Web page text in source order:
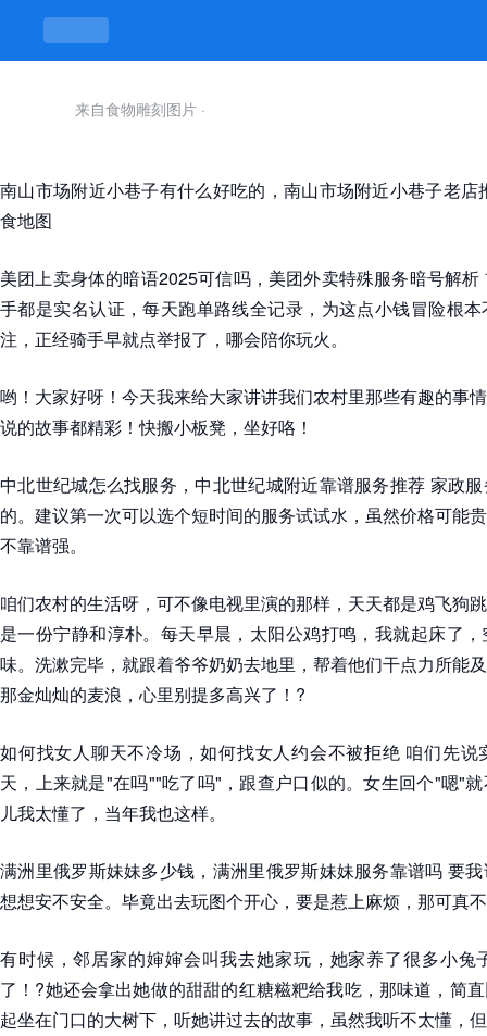
来自食物雕刻图片 ·
南山市场附近小巷子有什么好吃的，南山市场附近小巷子老
食地图
美团上卖身体的暗语2025可信吗，美团外卖特殊服务暗号解
手都是实名认证，每天跑单路线全记录，为这点小钱冒险根
注，正经骑手早就点举报了，哪会陪你玩火。
哟！大家好呀！今天我来给大家讲讲我们农村里那些有趣的事
说的故事都精彩！快搬小板凳，坐好咯！
中北世纪城怎么找服务，中北世纪城附近靠谱服务推荐 家政
的。建议第一次可以选个短时间的服务试试水，虽然价格可能
不靠谱强。
咱们农村的生活呀，可不像电视里演的那样，天天都是鸡飞狗
是一份宁静和淳朴。每天早晨，太阳公鸡打鸣，我就起床了
味。洗漱完毕，就跟着爷爷奶奶去地里，帮着他们干点力所能
那金灿灿的麦浪，心里别提多高兴了！?
如何找女人聊天不冷场，如何找女人约会不被拒绝 咱们先
天，上来就是"在吗""吃了吗"，跟查户口似的。女生回个"嗯"
儿我太懂了，当年我也这样。
满洲里俄罗斯妹妹多少钱，满洲里俄罗斯妹妹服务靠谱吗 要
想想安不安全。毕竟出去玩图个开心，要是惹上麻烦，那可真
有时候，邻居家的婶婶会叫我去她家玩，她家养了很多小兔
了！?她还会拿出她做的甜甜的红糖糍粑给我吃，那味道，简
起坐在门口的大树下，听她讲过去的故事，虽然我听不太懂，